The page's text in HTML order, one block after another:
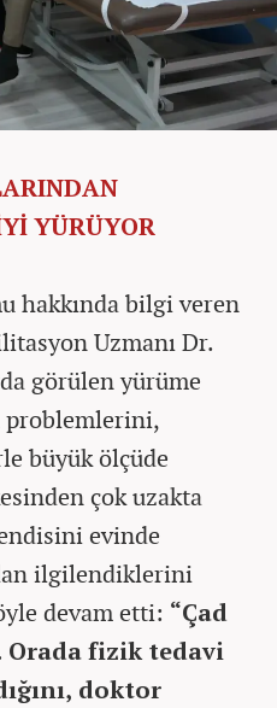
YÜRÜYOR
hakkında bilgi veren
Uzmanı Dr.
görülen yürüme
problemlerini,
büyük ölçüde
çok uzakta
evinde
ilgilendiklerini
devam etti: “Çad
fizik tedavi
doktor